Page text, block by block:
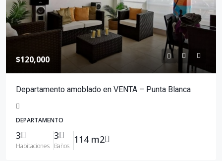
$120,000
Departamento amoblado en VENTA – Punta Blanca
DEPARTAMENTO
3
Habitaciones
3
Baños
114 m2